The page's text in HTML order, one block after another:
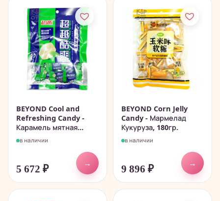
BEYOND Cool and
Refreshing Candy -
Карамель мятная...
в наличии
5 672 ₽
→
BEYOND Corn Jelly
Candy - Мармелад
Кукуруза, 180гр.
в наличии
9 896 ₽
→